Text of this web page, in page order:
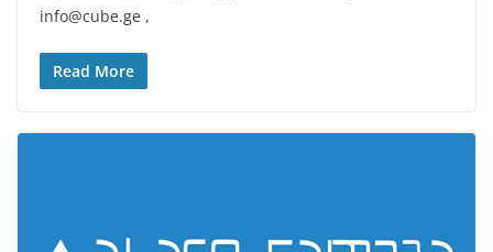
info@cube.ge ,
Read More